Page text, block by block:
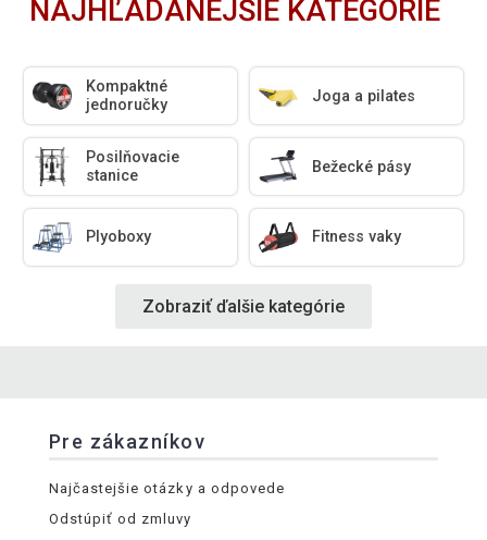
NAJHĽADANEJŠIE KATEGÓRIE
Kompaktné
jednoručky
Joga a pilates
Posilňovacie
stanice
Bežecké pásy
Plyoboxy Fitness vaky
Zobraziť ďalšie kategórie
Pre zákazníkov
Najčastejšie otázky a odpovede
Odstúpiť od zmluvy